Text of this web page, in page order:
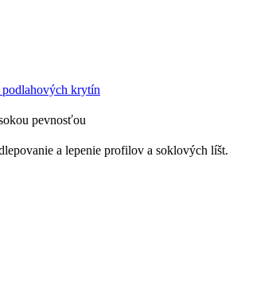
podlahových krytín
pevnosťou
a lepenie profilov a soklových líšt.